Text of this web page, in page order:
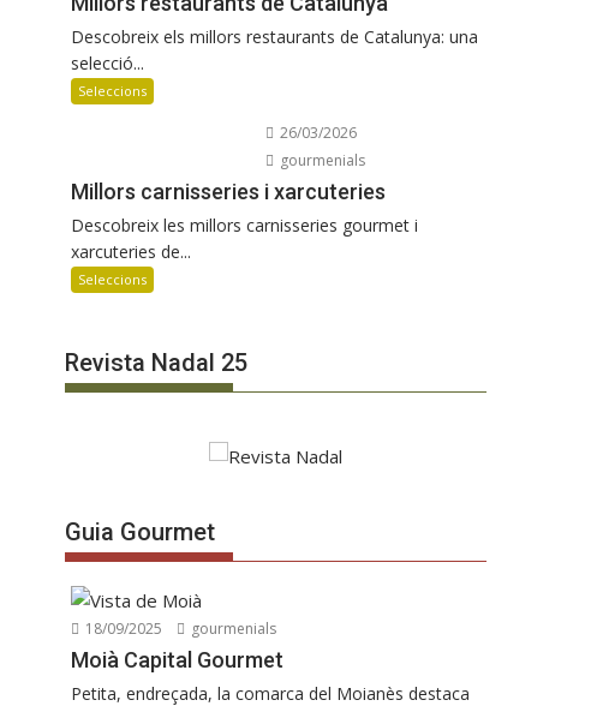
Descobreix els millors restaurants de Catalunya: una
selecció...
Seleccions
26/03/2026
gourmenials
Millors carnisseries i xarcuteries
Descobreix les millors carnisseries gourmet i
xarcuteries de...
Seleccions
Revista Nadal 25
Guia Gourmet
18/09/2025 gourmenials
Moià Capital Gourmet
Petita, endreçada, la comarca del Moianès destaca